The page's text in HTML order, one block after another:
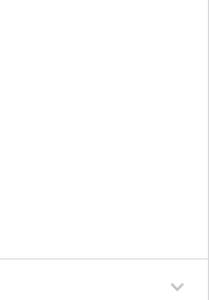
expand_more